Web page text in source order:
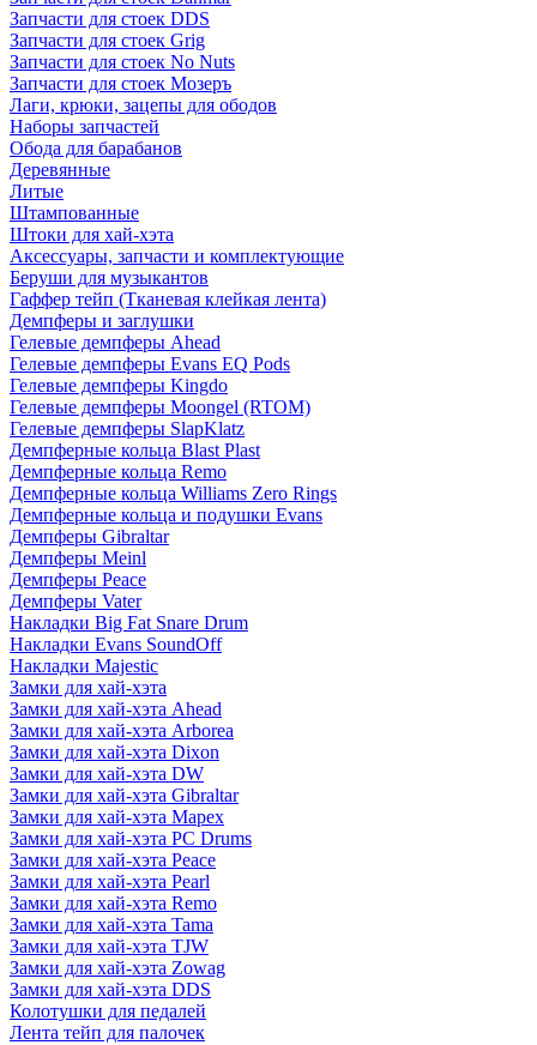
Запчасти для стоек DDS
Запчасти для стоек Grig
Запчасти для стоек No Nuts
Запчасти для стоек Мозеръ
Лаги, крюки, зацепы для ободов
Наборы запчастей
Обода для барабанов
Деревянные
Литые
Штампованные
Штоки для хай-хэта
Аксессуары, запчасти и комплектующие
Беруши для музыкантов
Гаффер тейп (Тканевая клейкая лента)
Демпферы и заглушки
Гелевые демпферы Ahead
Гелевые демпферы Evans EQ Pods
Гелевые демпферы Kingdo
Гелевые демпферы Moongel (RTOM)
Гелевые демпферы SlapKlatz
Демпферные кольца Blast Plast
Демпферные кольца Remo
Демпферные кольца Williams Zero Rings
Демпферные кольца и подушки Evans
Демпферы Gibraltar
Демпферы Meinl
Демпферы Peace
Демпферы Vater
Накладки Big Fat Snare Drum
Накладки Evans SoundOff
Накладки Majestic
Замки для хай-хэта
Замки для хай-хэта Ahead
Замки для хай-хэта Arborea
Замки для хай-хэта Dixon
Замки для хай-хэта DW
Замки для хай-хэта Gibraltar
Замки для хай-хэта Mapex
Замки для хай-хэта PC Drums
Замки для хай-хэта Peace
Замки для хай-хэта Pearl
Замки для хай-хэта Remo
Замки для хай-хэта Tama
Замки для хай-хэта TJW
Замки для хай-хэта Zowag
Замки для хай-хэта DDS
Колотушки для педалей
Лента тейп для палочек